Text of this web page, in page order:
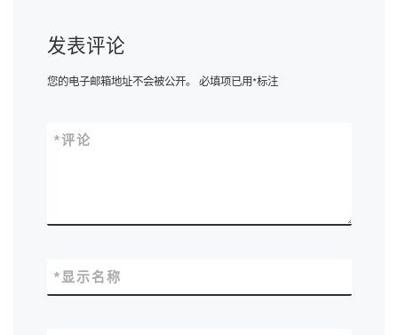
发表评论
您的电子邮箱地址不会被公开。 必填项已用*标注
评论
*
显示名称
*